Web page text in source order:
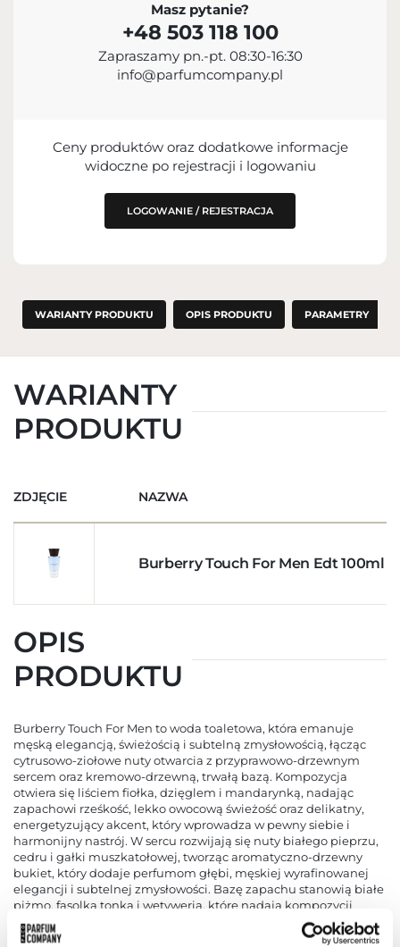
Burberry Group plc
442 033 673 000
customerservice@burberry.com
Masz pytanie?
+48 503 118 100
Zapraszamy pn.-pt. 08:30-16:30
info@parfumcompany.pl
Ceny produktów oraz dodatkowe informacje
widoczne po rejestracji i logowaniu
LOGOWANIE / REJESTRACJA
WARIANTY PRODUKTU OPIS PRODUKTU PARAMETRY
WARIANTY
PRODUKTU
ZDJĘCIE NAZWA
Burberry Touch For Men Edt 100ml
OPIS
PRODUKTU
Burberry Touch For Men to woda toaletowa, która emanuje
męską elegancją, świeżością i subtelną zmysłowością, łącząc
cytrusowo-ziołowe nuty otwarcia z przyprawowo-drzewnym
sercem oraz kremowo-drzewną, trwałą bazą. Kompozycja
otwiera się liściem fiołka, dzięglem i mandarynką, nadając
zapachowi rześkość, lekko owocową świeżość oraz delikatny,
energetyzujący akcent, który wprowadza w pewny siebie i
harmonijny nastrój. W sercu rozwijają się nuty białego pieprzu,
cedru i gałki muszkatołowej, tworząc aromatyczno-drzewny
bukiet, który dodaje perfumom głębi, męskiej wyrafinowanej
elegancji i subtelnej zmysłowości. Bazę zapachu stanowią białe
piżmo, fasolka tonka i wetyweria, które nadają kompozycji
trwałość, ciepło i otulającą aurę, pozostawiając na skórze męski,
elegancki i długo utrzymujący się ślad. Całość zamknięta jest w